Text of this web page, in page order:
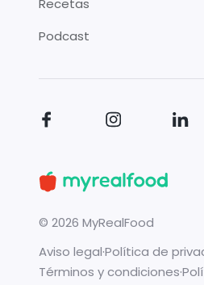
Recetas
Podcast
© 2026 MyRealFood
Aviso legal·Política de
Términos y condiciones·